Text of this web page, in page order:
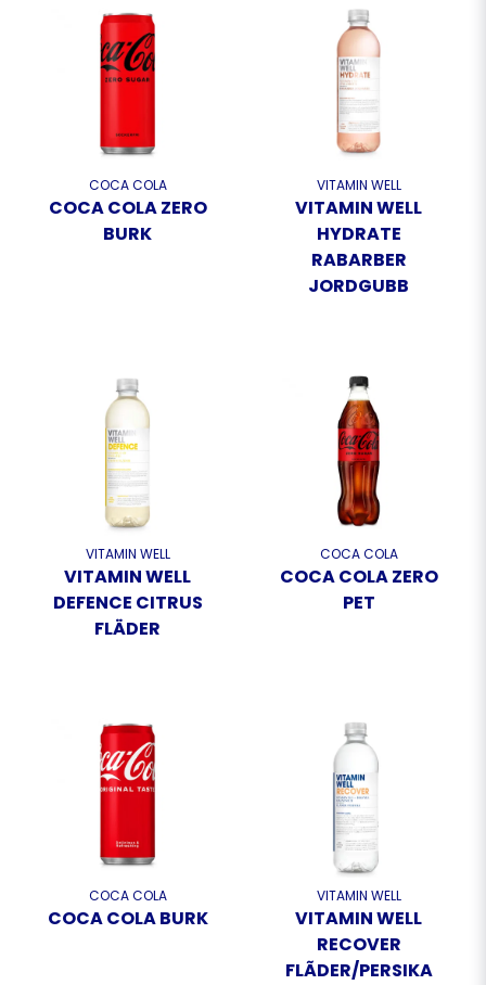
COCA COLA
COCA COLA ZERO
BURK
VITAMIN WELL
VITAMIN WELL
HYDRATE
RABARBER
JORDGUBB
VITAMIN WELL
VITAMIN WELL
DEFENCE CITRUS
FLÄDER
COCA COLA
COCA COLA ZERO
PET
COCA COLA
COCA COLA BURK
VITAMIN WELL
VITAMIN WELL
RECOVER
FLÃDER/PERSIKA